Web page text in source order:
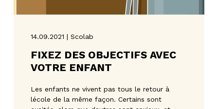
14.09.2021 | Scolab
FIXEZ DES OBJECTIFS AVEC
VOTRE ENFANT
Les enfants ne vivent pas tous le retour à
lécole de la même façon. Certains sont